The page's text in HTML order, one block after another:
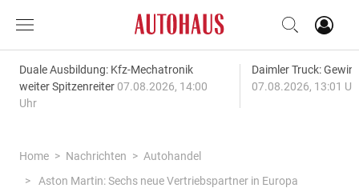
Duale Ausbildung: Kfz-Mechatronik
weiter Spitzenreiter 07.08.2026, 14:00
Uhr
Daimler Truck:
07.08.2026, 13:01
Home Nachrichten
Autohandel
Aston Martin: Sechs neue Vertriebspartner in Europa